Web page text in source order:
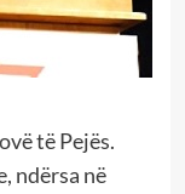
të Pejës.
ndërsa në